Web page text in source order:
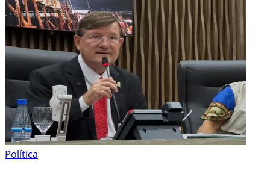
Política